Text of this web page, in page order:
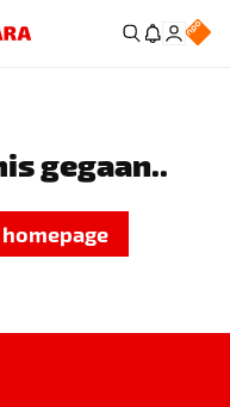
gegaan..